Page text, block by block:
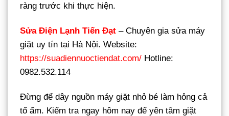
ràng trước khi thực hiện.
Sửa Điện Lạnh Tiến Đạt – Chuyên gia sửa máy
giặt uy tín tại Hà Nội. Website:
https://suadiennuoctiendat.com/ Hotline:
0982.532.114
Đừng để dây nguồn máy giặt nhỏ bé làm hỏng cả
tổ ấm. Kiểm tra ngay hôm nay để yên tâm giặt